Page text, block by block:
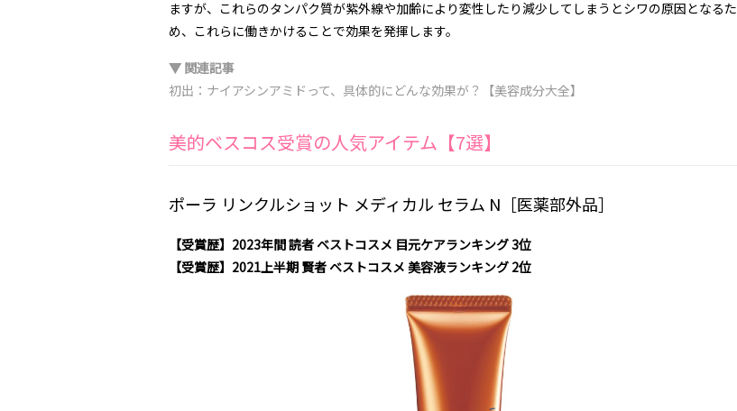
ますが、これらのタンパク質が紫外線や加齢により変性したり減少してしまうとシワの原因となるた
め、これらに働きかけることで効果を発揮します。
▼ 関連記事
初出：ナイアシンアミドって、具体的にどんな効果が？【美容成分大全】
美的ベスコス受賞の人気アイテム【7選】
ポーラ リンクルショット メディカル セラム N［医薬部外品］
【受賞歴】2023年間 読者 ベストコスメ 目元ケアランキング 3位
【受賞歴】2021上半期 賢者 ベストコスメ 美容液ランキング 2位